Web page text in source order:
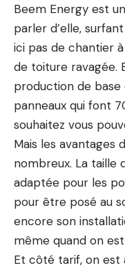
Beem Energy est
parler d’elle,
ici pas de chantier
de toiture ravagée.
production de
panneaux qui font
souhaitez vous
Mais les avantages
nombreux. La taille
adaptée pour les
pour être posé au
encore son
même quand on
Et côté tarif, on